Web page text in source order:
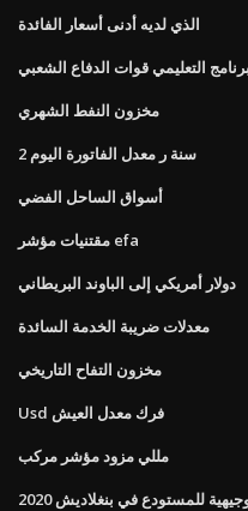
الذي لديه أدنى أسعار الفائدة
التعليمي قوات الدفاع الشعبي
مخزون النفط الشهري
2 سنة ر معدل الفاتورة اليوم
أسواق الساحل الفضي
مقتنيات مؤشر efa
دولار أمريكي إلى الباوند البريطاني
معدلات ضريبة الخدمة السائدة
مخزون التفاح التاريخي
Usd فرك معدل العيش
مللي مزود مؤشر مركب
للمستودع في بنغلاديش 2020